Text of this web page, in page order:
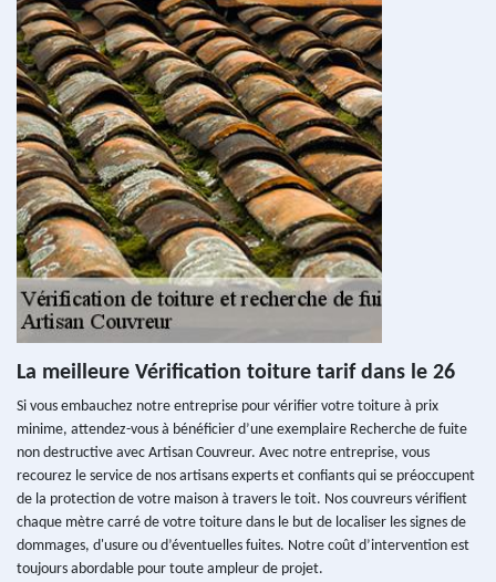
La meilleure Vérification toiture tarif dans le 26
Si vous embauchez notre entreprise pour vérifier votre toiture à prix
minime, attendez-vous à bénéficier d’une exemplaire Recherche de fuite
non destructive avec Artisan Couvreur. Avec notre entreprise, vous
recourez le service de nos artisans experts et confiants qui se préoccupent
de la protection de votre maison à travers le toit. Nos couvreurs vérifient
chaque mètre carré de votre toiture dans le but de localiser les signes de
dommages, d'usure ou d’éventuelles fuites. Notre coût d’intervention est
toujours abordable pour toute ampleur de projet.